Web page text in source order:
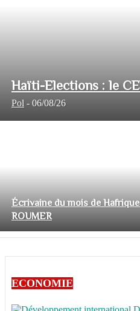
Haïti-Elections : le
Pol - 06/08/26
Écrivaine du mois de
ROUMER
ECONOMIE